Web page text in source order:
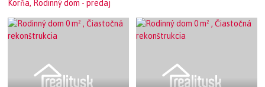
Korňa, Rodinný dom - predaj